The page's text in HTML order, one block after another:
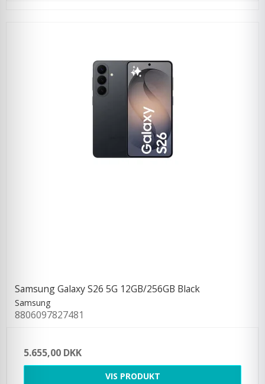
Samsung Galaxy S26 5G 12GB/256GB Black
Samsung
8806097827481
5.655,00 DKK
VIS PRODUKT